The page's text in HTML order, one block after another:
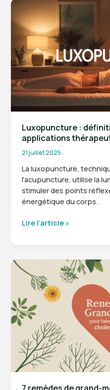
une
épine
calcanéenne
:
durée
de
guérison
selon
les
traitements
Luxopuncture :
applications
21 juillet 2025
La luxopuncture,
l’acupuncture, utilise la
stimuler des points
énergétique du corps.
Luxopuncture
et
applications
thérapeutiques
Lire l’article »